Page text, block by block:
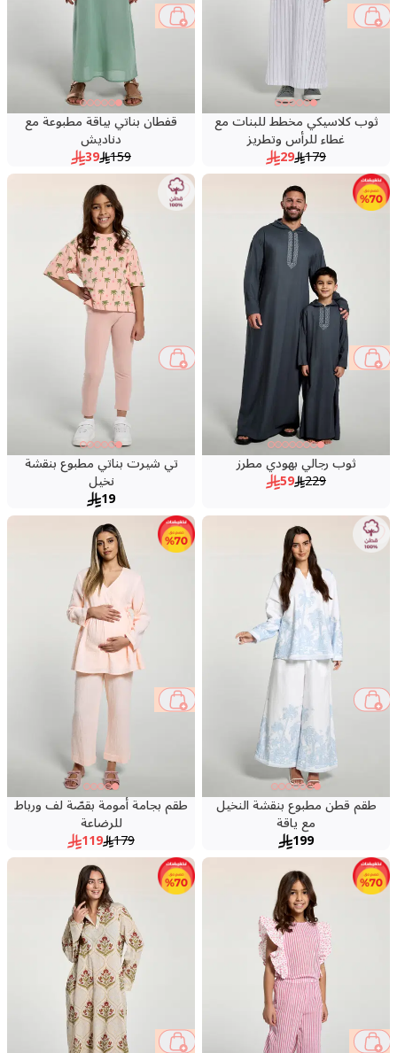
ثوب كلاسيكي مخطط للبنات مع
غطاء للرأس وتطريز
179
29
84 %
قفطان بناتي بياقة مطبوعة مع
دناديش
159
39
75 %
ثوب رجالي بهودي مطرز
229
59
74 %
تي شيرت بناتي مطبوع بنقشة
نخيل
19
طقم قطن مطبوع بنقشة النخيل
مع ياقة
199
طقم بجامة أمومة بقصّة لف ورباط
للرضاعة
179
119
34 %
69 %
62 %